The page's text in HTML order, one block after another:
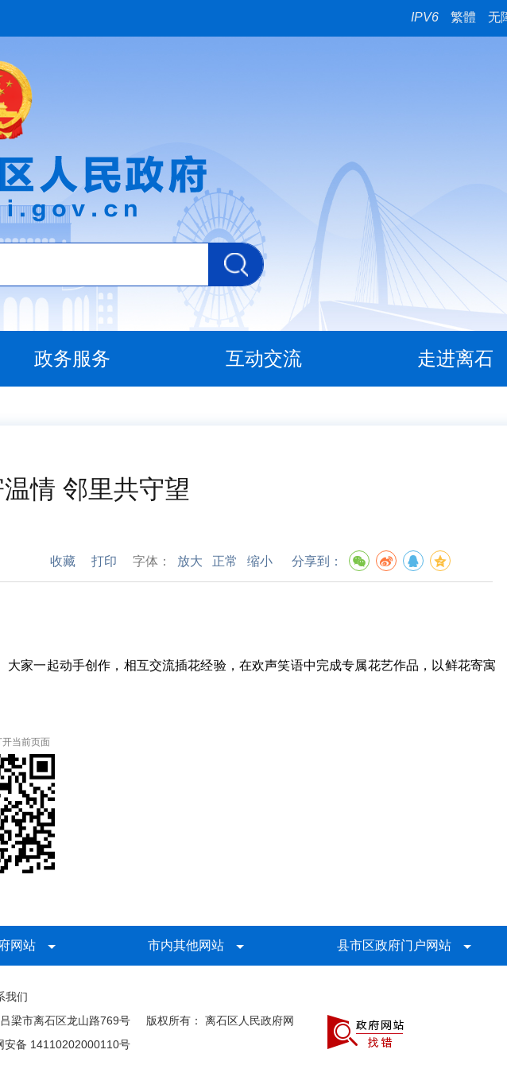
IPV6 繁體 无
政务服务 互动交流 走进离石
情 邻里共守望
收藏 打印 字体： 放大 正常 缩小 分享到：
家一起动手创作，相互交流插花经验，在欢声笑语中完成专属花艺作品，以鲜花寄寓
当前页面
网站 市内其他网站 县市区政府门户网站
我们
梁市离石区龙山路769号
版权所有： 离石区人民政府网
安备 14110202000110号